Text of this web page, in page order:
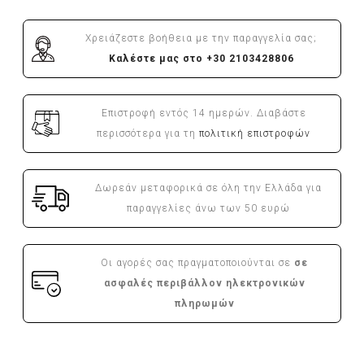
Χρειάζεστε βοήθεια με την παραγγελία σας;
Καλέστε μας στο +30 2103428806
Επιστροφή εντός 14 ημερών. Διαβάστε
περισσότερα για τηπολιτική επιστροφών
Δωρεάν μεταφορικά σε όλη την Ελλάδα για
παραγγελίες άνω των 50 ευρώ
Οι αγορές σας πραγματοποιούνται σε σε
ασφαλές περιβάλλον ηλεκτρονικών
πληρωμών